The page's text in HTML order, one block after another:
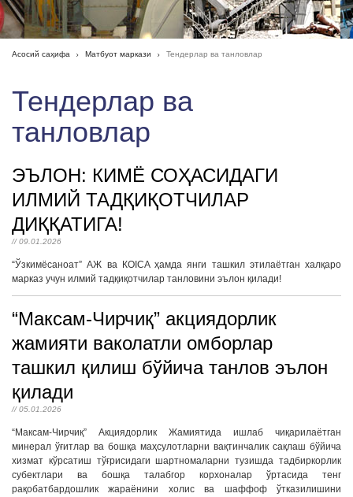
Асосий саҳифа Матбуот маркази Тендерлар ва танловлар
Тендерлар ва
танловлар
ЭЪЛОН: КИМЁ СОҲАСИДАГИ
ИЛМИЙ ТАДҚИҚОТЧИЛАР
ДИҚҚАТИГА!
// 09.01.2026
“Ўзкимёсаноат” АЖ ва КОICA ҳамда янги ташкил этилаётган халқаро
марказ учун илмий тадқиқотчилар танловини эълон қилади!
“Максам-Чирчиқ” акциядорлик
жамияти ваколатли омборлар
ташкил қилиш бўйича танлов эълон
қилади
// 05.01.2026
“Максам-Чирчиқ” Акциядорлик Жамиятида ишлаб чиқарилаётган
минерал ўғитлар ва бошқа маҳсулотларни вақтинчалик сақлаш бўйича
хизмат кўрсатиш тўғрисидаги шартномаларни тузишда тадбиркорлик
субектлари ва бошқа талабгор корхоналар ўртасида тенг
рақобатбардошлик жараёнини холис ва шаффоф ўтказилишини